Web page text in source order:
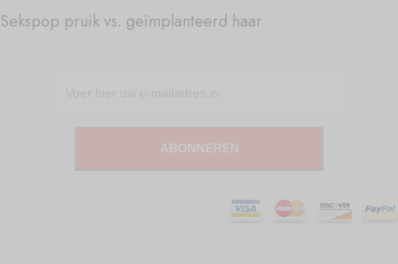
Sekspop pruik vs. geïmplanteerd haar
ABONNEREN